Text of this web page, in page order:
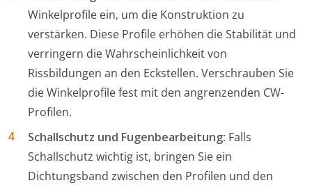
Winkelprofile ein, um die Konstruktion zu
verstärken. Diese Profile erhöhen die Stabilität und
verringern die Wahrscheinlichkeit von
Rissbildungen an den Eckstellen. Verschrauben Sie
die Winkelprofile fest mit den angrenzenden CW-
Profilen.
Schallschutz und Fugenbearbeitung: Falls
Schallschutz wichtig ist, bringen Sie ein
Dichtungsband zwischen den Profilen und den